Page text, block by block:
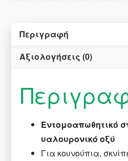
Περιγραφή
Αξιολογήσεις (0)
Eντομοαπωθητικό
υαλουρονικό οξύ
Για κουνούπια,